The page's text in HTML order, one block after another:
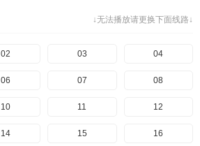
↓无法播放请更换下面线路↓
02 03 04
06 07 08
10 11 12
14 15 16